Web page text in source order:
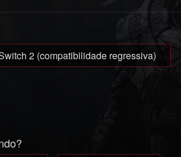
2 (compatibilidade regressiva)